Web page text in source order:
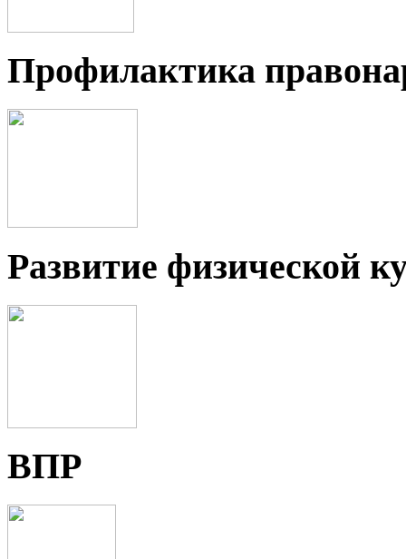
Профилактика
Развитие физической
ВПР